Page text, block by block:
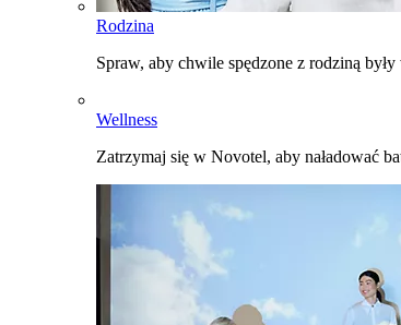
Rodzina
Spraw, aby chwile spędzone z rodziną
Wellness
Zatrzymaj się w Novotel, aby naładować